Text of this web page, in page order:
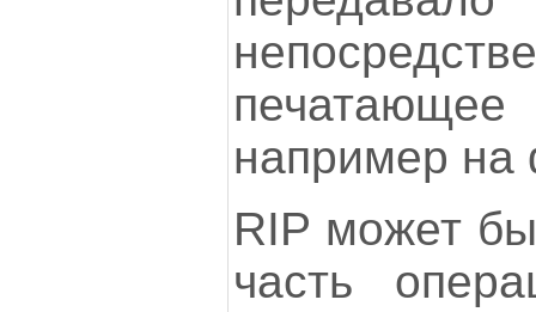
например на
RIP может
часть